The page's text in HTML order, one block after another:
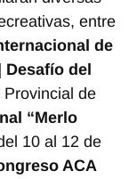
entre
de
Desafío del
de
“Merlo
10 al 12 de
ACA